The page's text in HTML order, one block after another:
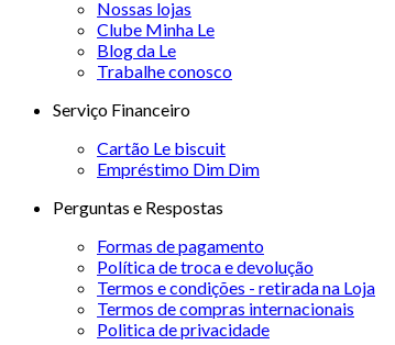
Nossas lojas
Clube Minha Le
Blog da Le
Trabalhe conosco
Serviço Financeiro
Cartão Le biscuit
Empréstimo Dim Dim
Perguntas e Respostas
Formas de pagamento
Política de troca e devolução
Termos e condições - retirada na Loja
Termos de compras internacionais
Politica de privacidade